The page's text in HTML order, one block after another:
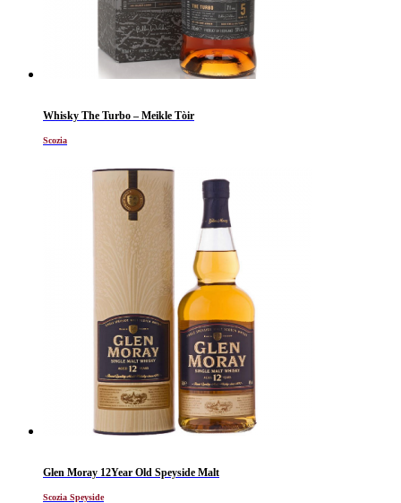
Whisky The Turbo – Meikle Tòir
Scozia
Glen Moray 12Year Old Speyside Malt
Scozia Speyside